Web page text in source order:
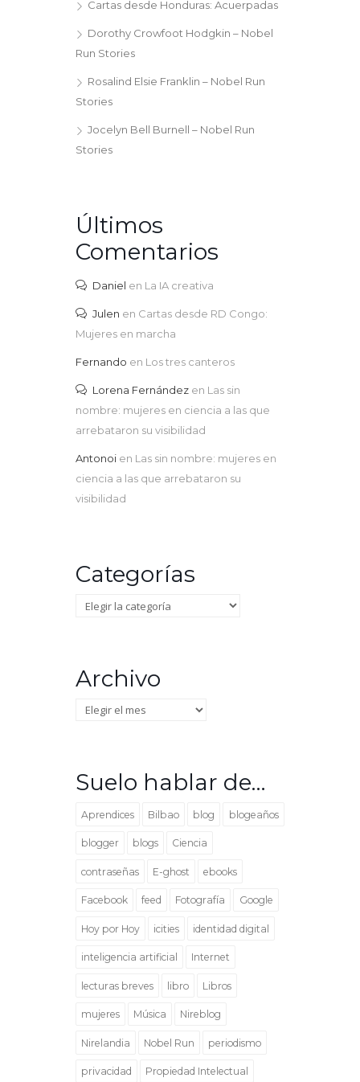
Cartas desde Honduras: Acuerpadas
Dorothy Crowfoot Hodgkin – Nobel
Run Stories
Rosalind Elsie Franklin – Nobel Run
Stories
Jocelyn Bell Burnell – Nobel Run
Stories
Últimos
Comentarios
Daniel en La IA creativa
Julen en Cartas desde RD Congo:
Mujeres en marcha
Fernando en Los tres canteros
Lorena Fernández en Las sin
nombre: mujeres en ciencia a las que
arrebataron su visibilidad
Antonoi en Las sin nombre: mujeres en
ciencia a las que arrebataron su
visibilidad
Categorías
Categorías
Archivo
Archivo
Suelo hablar de…
Aprendices Bilbao blog blogeaños
blogger blogs Ciencia
contraseñas E-ghost ebooks
Facebook feed Fotografía Google
Hoy por Hoy icities identidad digital
inteligencia artificial Internet
lecturas breves libro Libros
mujeres Música Nireblog
Nirelandia Nobel Run periodismo
privacidad Propiedad Intelectual